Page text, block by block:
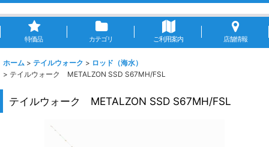
特価品 カテゴリ ご利用案内 店舗情報
ホーム > テイルウォーク > ロッド（海水）
> テイルウォーク METALZON SSD S67MH/FSL
テイルウォーク METALZON SSD S67MH/FSL